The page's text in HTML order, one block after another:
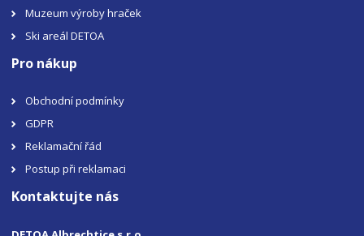
Muzeum výroby hraček
Ski areál DETOA
Pro nákup
Obchodní podmínky
GDPR
Reklamační řád
Postup při reklamaci
Kontaktujte nás